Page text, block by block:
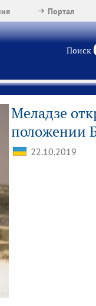
Портал
Поиск
Меладзе
положении
22.10.2019